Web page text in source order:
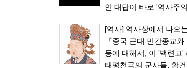
인 대답이 바로 '역사
[역사] 역사상에서 나오
『중국 근대 민간종교
등에 대해서, 이 '백련교
태평천국의 군사들, 황